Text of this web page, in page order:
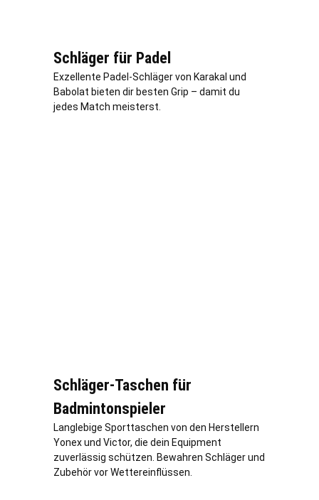
Schläger für Padel
Exzellente Padel-Schläger von Karakal und
Babolat bieten dir besten Grip – damit du
jedes Match meisterst.
Schläger-Taschen für
Badmintonspieler
Langlebige Sporttaschen von den Herstellern
Yonex und Victor, die dein Equipment
zuverlässig schützen. Bewahren Schläger und
Zubehör vor Wettereinflüssen.